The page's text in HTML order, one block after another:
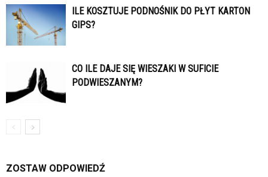
ILE KOSZTUJE PODNOŚNIK DO PŁYT KARTON
GIPS?
CO ILE DAJE SIĘ WIESZAKI W SUFICIE
PODWIESZANYM?
ZOSTAW ODPOWIEDŹ